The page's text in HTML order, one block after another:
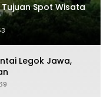
Spot Wisata
Legok Jawa,